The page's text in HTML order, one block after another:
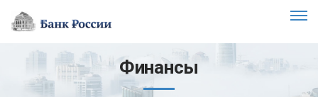
Финансы